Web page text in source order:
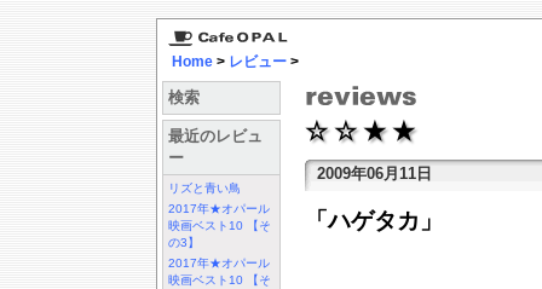
Home > レビュー >
検索
最近のレビュ
ー
リズと青い鳥
2017年★オパール
映画ベスト10 【そ
の3】
2017年★オパール
映画ベスト10 【そ
☆☆★★
2009年06月11日
「ハゲタカ」